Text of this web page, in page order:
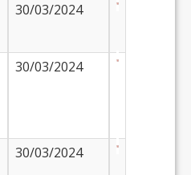
30/03/2024
30/03/2024
30/03/2024